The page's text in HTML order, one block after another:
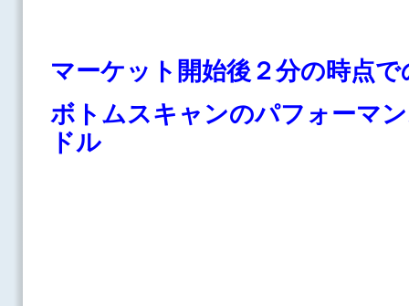
マーケット開始後２分の時点で
ボトムスキャンのパフォーマ
ドル